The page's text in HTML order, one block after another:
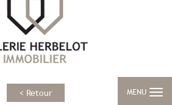
MENU
< Retour